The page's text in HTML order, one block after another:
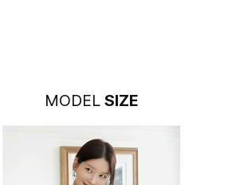
MODEL SIZE